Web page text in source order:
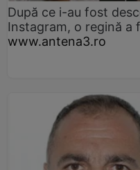
După ce i-au fost
Instagram, o regină a
www.antena3.ro